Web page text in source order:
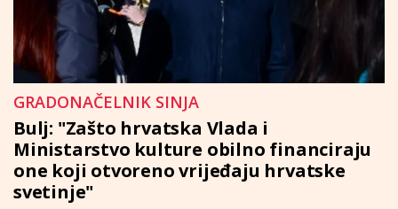
GRADONAČELNIK SINJA
Bulj: "Zašto hrvatska Vlada i
Ministarstvo kulture obilno financiraju
one koji otvoreno vrijeđaju hrvatske
svetinje"